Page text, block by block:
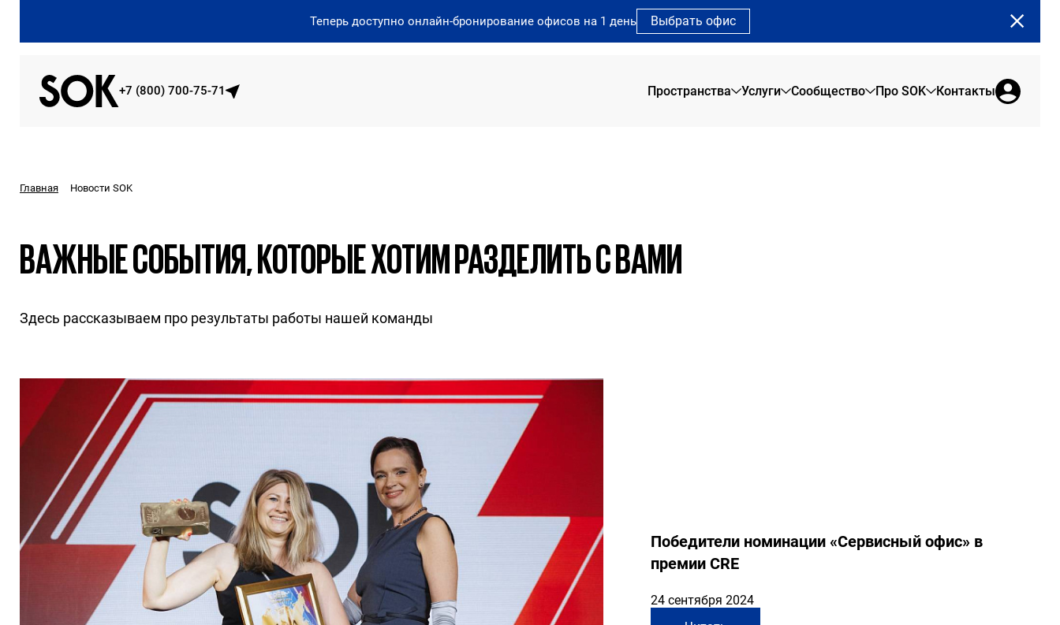
Теперь доступно онлайн-бронирование офисов на 1 день Выбрать офис
+7 (800) 700-75-71 Пространства
SOK Арена Парк
Услуги Сообщество Про SOK Контакты
Главная Новости SOK
ВАЖНЫЕ СОБЫТИЯ, КОТОРЫЕ ХОТИМ РАЗДЕЛИТЬ С ВАМИ
Здесь рассказываем про результаты работы нашей команды
Победители номинации «Сервисный офис» в
премии CRE
24 сентября 2024